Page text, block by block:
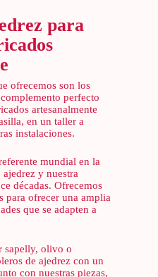
para
ofrecemos son los
perfecto
artesanalmente
en un taller a
instalaciones.
mundial en la
y nuestra
décadas. Ofrecemos
para ofrecer una amplia
que se adapten a
sapelly, olivo o
de ajedrez con un
con nuestras piezas,